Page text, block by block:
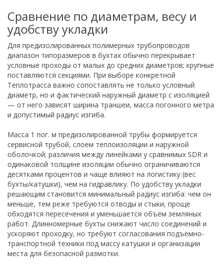
Сравнение по диаметрам, весу и
удобству укладки
Для предизолированных полимерных трубопроводов
диапазон типоразмеров в бухтах обычно перекрывает
условные проходы от малых до средних диаметров; крупные
поставляются секциями. При выборе конкретной
Теплотрасса важно сопоставлять не только условный
диаметр, но и фактический наружный диаметр с изоляцией
— от него зависят ширина траншеи, масса погонного метра
и допустимый радиус изгиба.
Масса 1 пог. м предизолированной трубы формируется
сервисной трубой, слоем теплоизоляции и наружной
оболочкой; различия между линейками у сравнимых SDR и
одинаковой толщине изоляции обычно ограничиваются
десятками процентов и чаще влияют на логистику (вес
бухты/катушки), чем на гидравлику. По удобству укладки
решающим становится минимальный радиус изгиба: чем он
меньше, тем реже требуются отводы и стыки, проще
обходятся пересечения и уменьшается объём земляных
работ. Длинномерные бухты снижают число соединений и
ускоряют проходку, но требуют согласования подъёмно-
транспортной техники под массу катушки и организации
места для безопасной размотки.